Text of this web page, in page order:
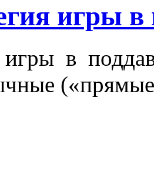
игры в
игры в